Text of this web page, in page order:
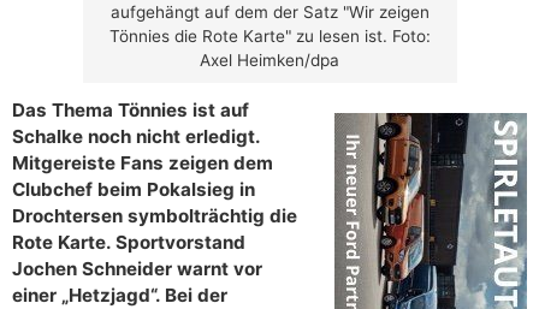
aufgehängt auf dem der Satz "Wir zeigen
Tönnies die Rote Karte" zu lesen ist. Foto:
Axel Heimken/dpa
Das Thema Tönnies ist auf
Schalke noch nicht erledigt.
Mitgereiste Fans zeigen dem
Clubchef beim Pokalsieg in
Drochtersen symbolträchtig die
Rote Karte. Sportvorstand
Jochen Schneider warnt vor
einer „Hetzjagd“. Bei der